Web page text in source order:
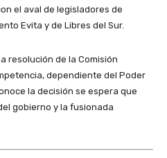
el aval de legisladores de
Evita y de Libres del Sur.
resolución de la Comisión
dependiente del Poder
la decisión se espera que
gobierno y la fusionada